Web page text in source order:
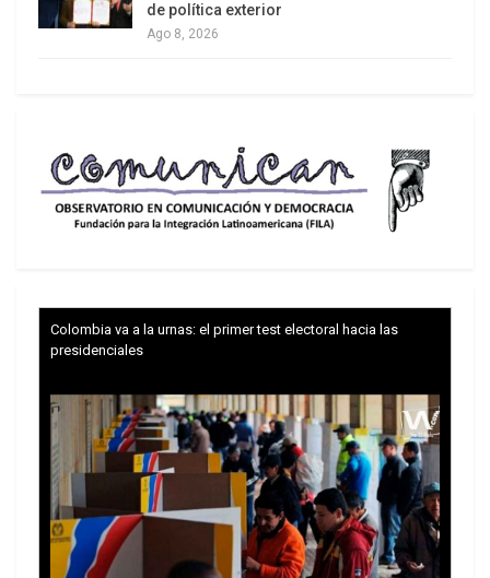
desempleo mundial ha subido tras registrar una
disminución durante dos años consecutivos y
de sin trabajo aumentó 4,2 millones en 2012 y el
organismo de la ONU estima que llegará a 202
millones este año, superando el record de 199
millones más. Un cuarto del incremento en el
2012 se produjo en las economías desarrolladas
Oriental y Meridional y el Africa Subsahariana.
Todo periodista sabe que la acumulación de
cifras aburre a cualquier lector y quien esto
escribe pide las disculpas del caso. Pero la que
asoma detrás de la frialdad de los números
redondos es un espectáculo nada primoroso. La
de política exterior
Ago 8, 2026
Colombia va a la urnas: el primer test electoral hacia las
presidenciales